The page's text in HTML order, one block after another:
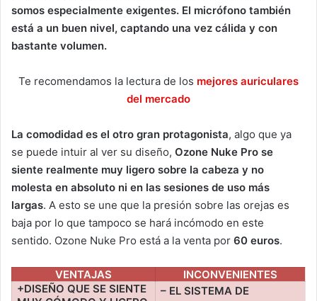
somos especialmente exigentes. El micrófono también
está a un buen nivel, captando una vez cálida y con
bastante volumen.
Te recomendamos la lectura de los mejores auriculares
del mercado
La comodidad es el otro gran protagonista, algo que ya
se puede intuir al ver su diseño, Ozone Nuke Pro se
siente realmente muy ligero sobre la cabeza y no
molesta en absoluto ni en las sesiones de uso más
largas. A esto se une que la presión sobre las orejas es
baja por lo que tampoco se hará incómodo en este
sentido. Ozone Nuke Pro está a la venta por 60 euros.
VENTAJAS
INCONVENIENTES
+DISEÑO QUE SE SIENTE
– EL SISTEMA DE